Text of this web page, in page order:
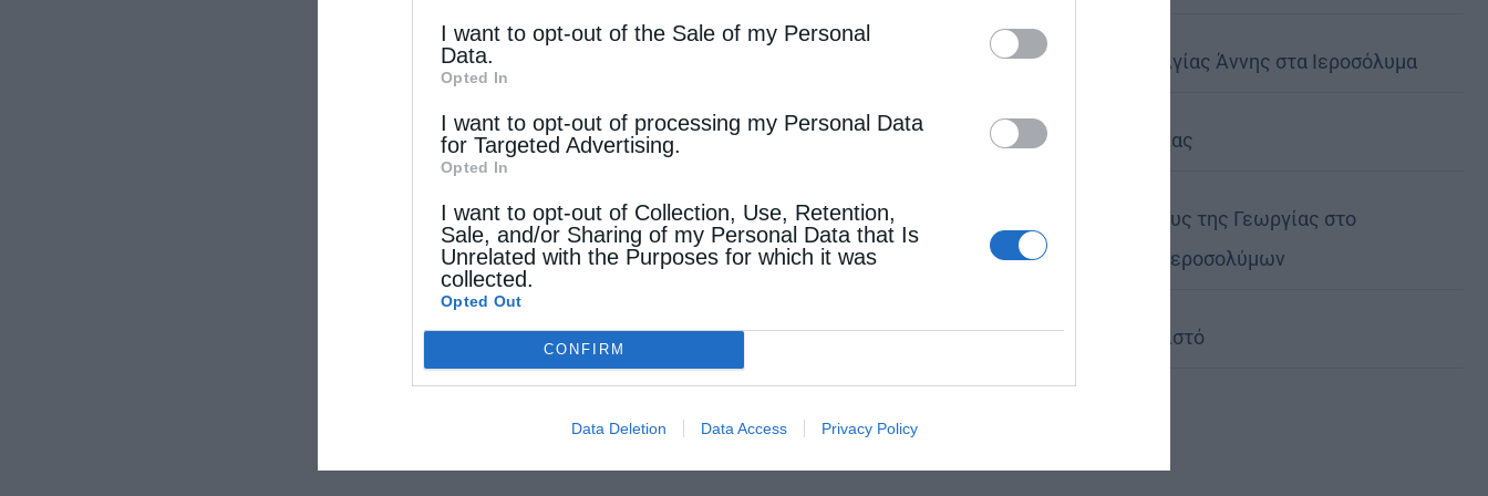
I want to opt-out of the Sale of my Personal
Data.
Opted In
I want to opt-out of processing my Personal Data
for Targeted Advertising.
Opted In
I want to opt-out of Collection, Use, Retention,
Sale, and/or Sharing of my Personal Data that Is
Unrelated with the Purposes for which it was
collected.
Opted Out
CONFIRM
Data Deletion Data Access Privacy Policy
Η Εορτή της Αγίας Άννης στα Ιεροσόλυμα
Περί λαιμαργίας
Ο νέος Πρέσβυς της Γεωργίας στο
Πατριαρχείο Ιεροσολύμων
Χωρίς τον Χριστό